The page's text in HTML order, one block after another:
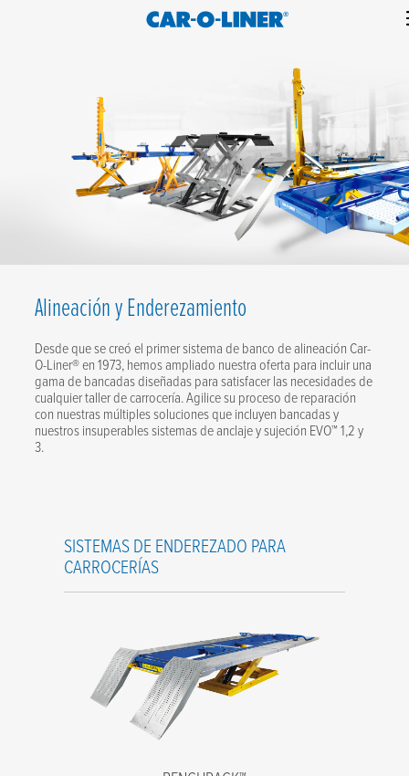
Car-
Collision
Alineación y Enderezamiento
Desde que se creó el primer sistema de banco de alineación Car-
O-Liner® en 1973, hemos ampliado nuestra oferta para incluir una
gama de bancadas diseñadas para satisfacer las necesidades de
cualquier taller de carrocería. Agilice su proceso de reparación
con nuestras múltiples soluciones que incluyen bancadas y
nuestros insuperables sistemas de anclaje y sujeción EVO™ 1,2 y
3.
SISTEMAS DE ENDEREZADO PARA
CARROCERÍAS